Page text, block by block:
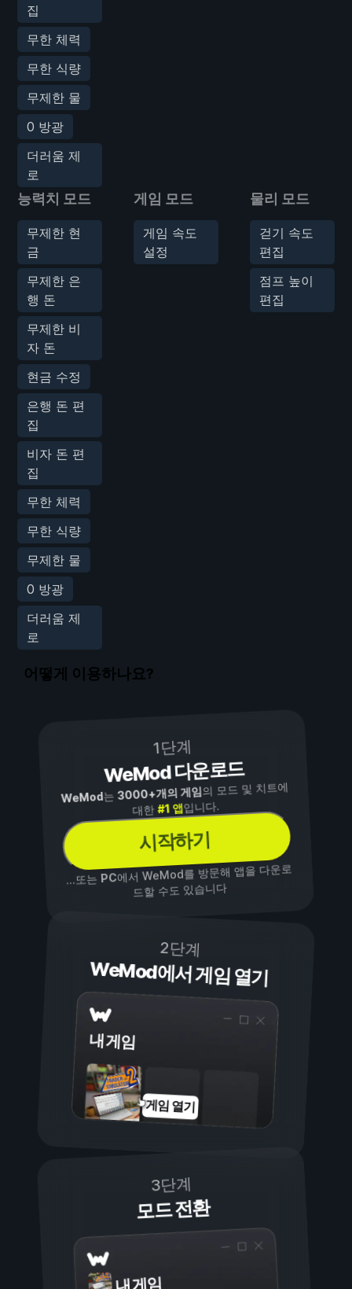
집
무한 체력
무한 식량
무제한 물
0 방광
더러움 제
로
능력치 모드
무제한 현
금
무제한 은
행 돈
무제한 비
자 돈
현금 수정
은행 돈 편
집
비자 돈 편
집
무한 체력
무한 식량
무제한 물
0 방광
더러움 제
로
게임 모드
게임 속도
설정
물리 모드
걷기 속도
편집
점프 높이
편집
어떻게 이용하나요?
1단계
WeMod 다운로드
WeMod는3000+개의 게임의 모드 및 치트에
대한#1 앱입니다.
시작하기
...또는PC에서 WeMod를 방문해 앱을 다운로
드할 수도 있습니다
2단계
WeMod에서 게임 열기
내 게임
게임 열기
3단계
모드 전환